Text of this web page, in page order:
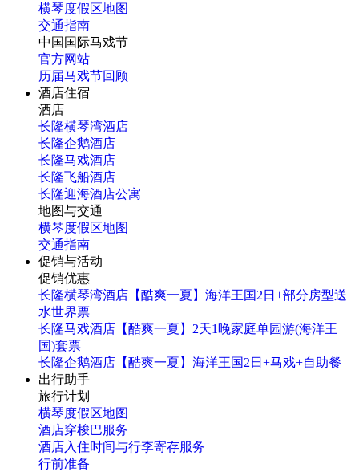
横琴度假区地图
交通指南
中国国际马戏节
官方网站
历届马戏节回顾
酒店住宿
酒店
长隆横琴湾酒店
长隆企鹅酒店
长隆马戏酒店
长隆飞船酒店
长隆迎海酒店公寓
地图与交通
横琴度假区地图
交通指南
促销与活动
促销优惠
长隆横琴湾酒店【酷爽一夏】海洋王国2日+部分房型送
水世界票
长隆马戏酒店【酷爽一夏】2天1晚家庭单园游(海洋王
国)套票
长隆企鹅酒店【酷爽一夏】海洋王国2日+马戏+自助餐
出行助手
旅行计划
横琴度假区地图
酒店穿梭巴服务
酒店入住时间与行李寄存服务
行前准备